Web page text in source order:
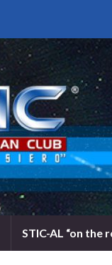
STIC-AL “on the